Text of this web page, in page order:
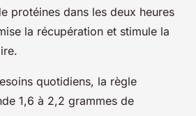
protéines dans les deux heures
la récupération et stimule la
quotidiens, la règle
1,6 à 2,2 grammes de